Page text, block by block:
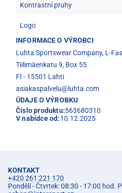
Kontrastní pruhy
Logo
INFORMACE O VÝROBCI
Luhta Sportswear Company, L-
Tiilimäenkatu 9, Box 55
FI - 15501 Lahti
asiakaspalvelu@luhta.com
ÚDAJE O VÝROBKU
Číslo produktu:563680310
V nabídce od:10.12.2025
KONTAKT
+420 261 221 170
Pondělí - Čtvrtek: 08:30 - 17:00 hod.